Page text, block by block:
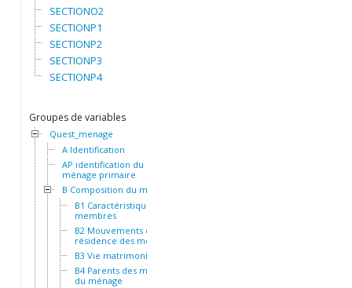
SECTIONO2
SECTIONP1
SECTIONP2
SECTIONP3
SECTIONP4
Groupes de variables
Quest_menage
A Identification
AP identification du
ménage primaire
B Composition du ménage
B1 Caractéristiques des
membres
B2 Mouvements et
résidence des membres
B3 Vie matrimoniale
B4 Parents des membres
du ménage